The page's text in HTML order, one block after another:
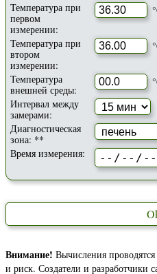
Температура при
первом
измерении:
Температура при
втором
измерении:
Температура
внешней среды:
Интервал между
замерами:
Диагностическая
зона: **
Время измерения:
Внимание! Вычисления
и риск. Создатели и разработчики